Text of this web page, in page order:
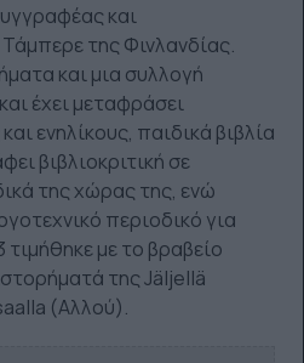
και
της Φινλανδίας.
και μια συλλογή
έχει μεταφράσει
ενηλίκους, παιδικά βιβλία
βιβλιοκριτική σε
της χώρας της, ενώ
περιοδικό για
με το βραβείο
της Jäljellä
(Αλλού).